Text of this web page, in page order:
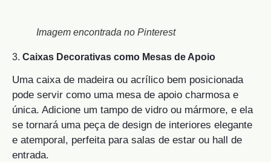
Imagem encontrada no Pinterest
3. Caixas Decorativas como Mesas de Apoio
Uma caixa de madeira ou acrílico bem posicionada
pode servir como uma mesa de apoio charmosa e
única. Adicione um tampo de vidro ou mármore, e ela
se tornará uma peça de design de interiores elegante
e atemporal, perfeita para salas de estar ou hall de
entrada.